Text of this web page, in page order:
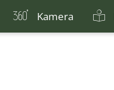
Kamera